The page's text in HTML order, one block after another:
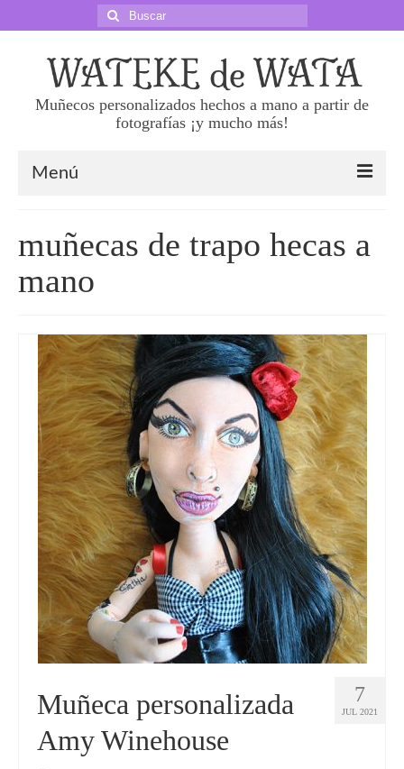
Buscar
por:
Muñecos personalizados hechos a mano a partir de
fotografías ¡y mucho más!
Menú
Precios
Haz tu pedido
Preguntas frecuentes
Superklones 50 cm
Mini Yo 45 cm
Mini Yo 30 cm
Muñecos de boda
Muñecos infantiles
Marionetas
BLOG
muñecas de trapo hecas a
mano
7
JUL 2021
Muñeca personalizada
Amy Winehouse